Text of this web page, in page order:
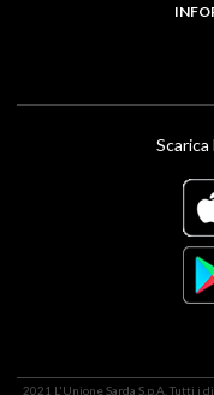
Scarica
2021 L'Unione Sarda S.p.A. Tutti i